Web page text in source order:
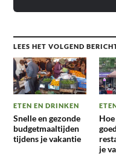
LEES HET VOLGEND
ETEN EN DRINKEN
Snelle en gezonde
budgetmaaltijden
tijdens je vakantie
je